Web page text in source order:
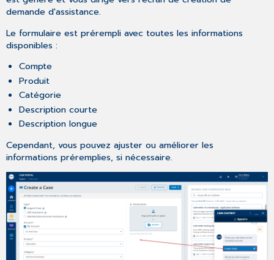
demande d'assistance.
Le formulaire est prérempli avec toutes les informations
disponibles :
Compte
Produit
Catégorie
Description courte
Description longue
Cependant, vous pouvez ajuster ou améliorer les
informations préremplies, si nécessaire.